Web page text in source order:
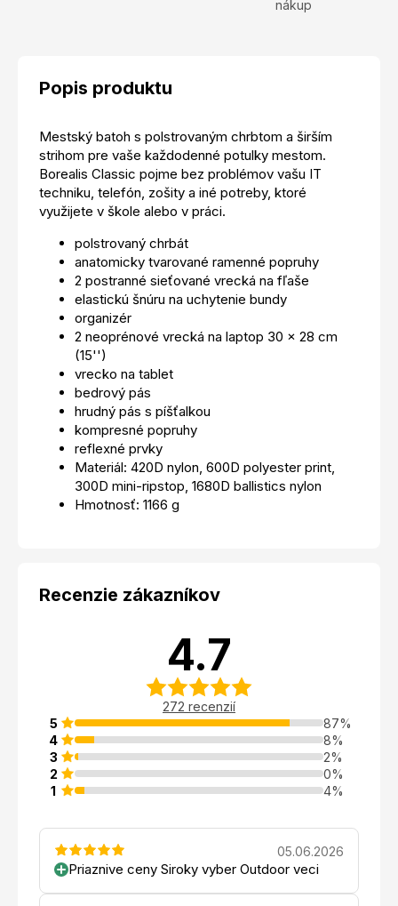
nákup
Popis produktu
Mestský batoh s polstrovaným chrbtom a širším
strihom pre vaše každodenné potulky mestom.
Borealis Classic pojme bez problémov vašu IT
techniku, telefón, zošity a iné potreby, ktoré
využijete v škole alebo v práci.
polstrovaný chrbát
anatomicky tvarované ramenné popruhy
2 postranné sieťované vrecká na fľaše
elastickú šnúru na uchytenie bundy
organizér
2 neoprénové vrecká na laptop 30 x 28 cm
(15'')
vrecko na tablet
bedrový pás
hrudný pás s píšťalkou
kompresné popruhy
reflexné prvky
Materiál: 420D nylon, 600D polyester print,
300D mini-ripstop, 1680D ballistics nylon
Hmotnosť: 1166 g
Recenzie zákazníkov
4.7
272 recenzií
5
87%
4
8%
3
2%
2
0%
1
4%
05.06.2026
Priaznive ceny Siroky vyber Outdoor veci